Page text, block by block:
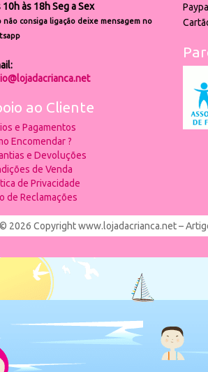
10h às 18h Seg a Sex
não consiga ligação deixe mensagem no
ao Cliente
e Pagamentos
Encomendar ?
e Devoluções
de Venda
de Privacidade
de Reclamações
© 2026 Copyright www.lojadacrianca.net –